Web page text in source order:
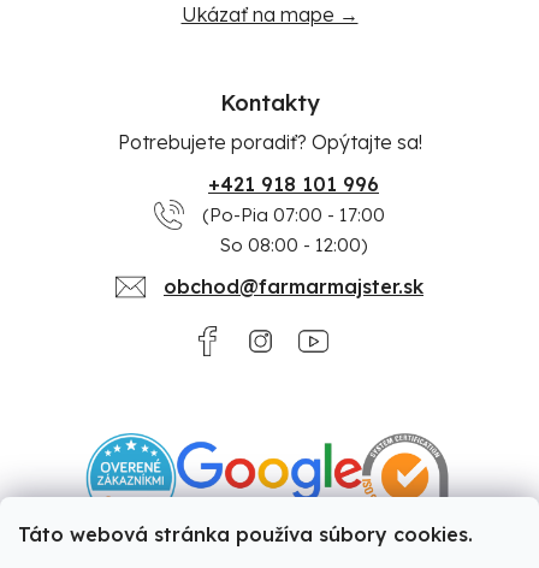
Táto webová stránka používa súbory cookies.
Ukázať na mape →
Kontakty
Potrebujete poradiť? Opýtajte sa!
+421 918 101 996
(Po-Pia 07:00 - 17:00
So 08:00 - 12:00)
obchod@farmarmajster.sk